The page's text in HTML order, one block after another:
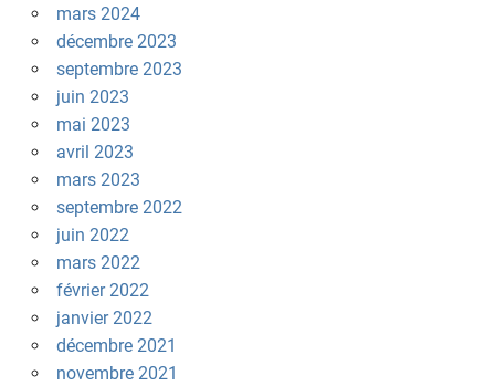
mars 2024
décembre 2023
septembre 2023
juin 2023
mai 2023
avril 2023
mars 2023
septembre 2022
juin 2022
mars 2022
février 2022
janvier 2022
décembre 2021
novembre 2021